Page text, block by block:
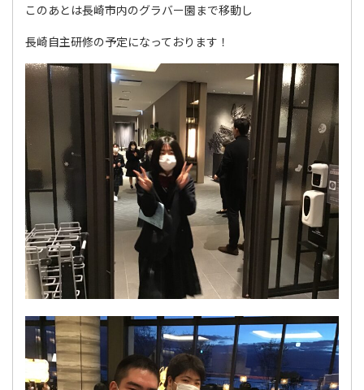
このあとは長崎市内のグラバー園まで移動し
長崎自主研修の予定になっております！